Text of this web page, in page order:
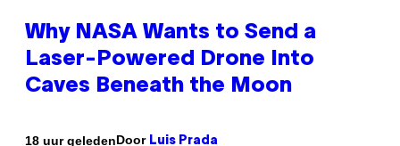
Why NASA Wants to Send a
Laser-Powered Drone Into
Caves Beneath the Moon
18 uur geledenDoor Luis Prada